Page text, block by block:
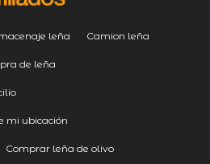
leña Camion leña
de leña
mi ubicación
Comprar leña de olivo